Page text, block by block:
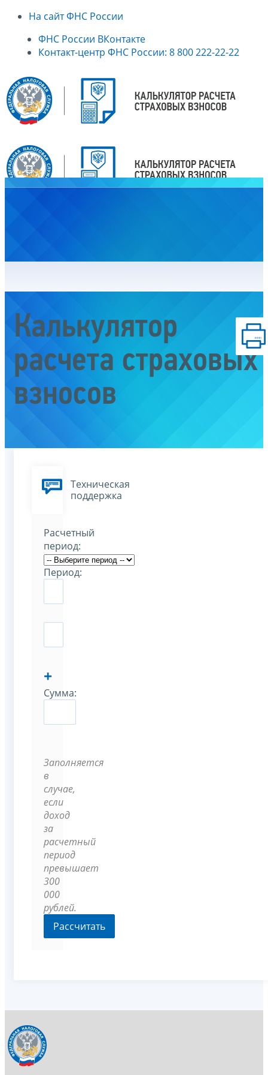
На сайт ФНС России
ФНС России ВКонтакте
Контакт-центр ФНС России: 8 800 222-22-22
Калькулятор
расчета страховых
взносов
Техническая
поддержка
Расчетный
период:
Период:
+
Сумма:
Заполняется
в
случае,
если
доход
за
расчетный
период
превышает
300
000
рублей.